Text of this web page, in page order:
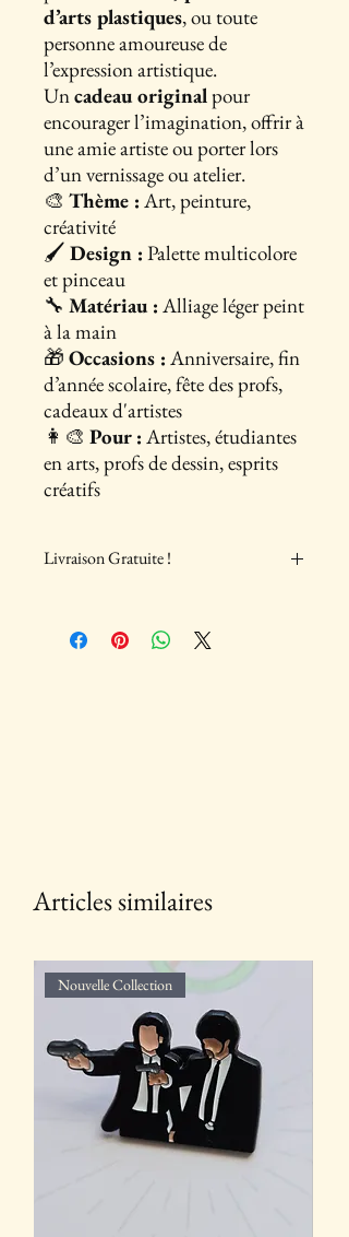
d’arts plastiques, ou toute
personne amoureuse de
l’expression artistique.
Uncadeau originalpour
encourager l’imagination, offrir à
une amie artiste ou porter lors
d’un vernissage ou atelier.
🎨 Thème : Art, peinture,
créativité
🖌️ Design : Palette multicolore
et pinceau
🔧 Matériau : Alliage léger peint
à la main
🎁 Occasions : Anniversaire, fin
d’année scolaire, fête des profs,
cadeaux d'artistes
👩‍🎨 Pour : Artistes, étudiantes
en arts, profs de dessin, esprits
créatifs
Livraison Gratuite !
France ! Profitez-en !
Articles similaires
Nouvelle Collection